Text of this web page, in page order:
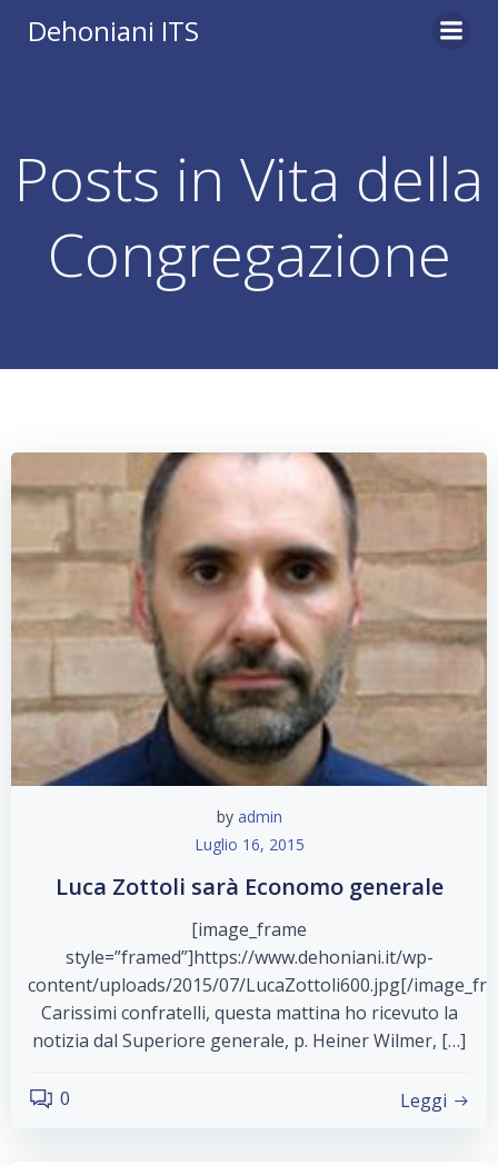
Dehoniani ITS
Posts in Vita della
Congregazione
by admin
Luglio 16, 2015
Luca Zottoli sarà Economo generale
[image_frame
style=”framed”]https://www.dehoniani.it/wp-
content/uploads/2015/07/LucaZottoli600.jpg[/
Carissimi confratelli, questa mattina ho ricevuto la
notizia dal Superiore generale, p. Heiner Wilmer, […]
0 Leggi